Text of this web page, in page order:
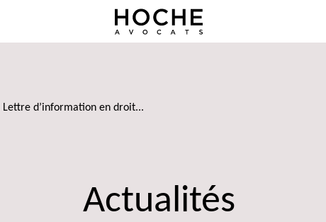
Lettre d’information en droit...
Actualités